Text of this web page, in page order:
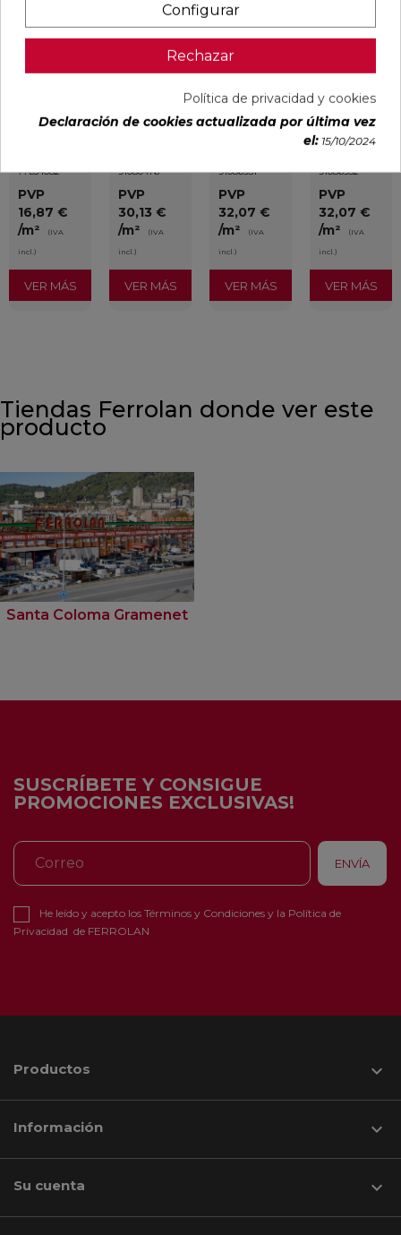
MATE
33,3X33,3
77654082
PVP
16,87 €
/m²
(IVA
incl.)
VER MÁS
UNIQ MOON
29,5X59,5
RECTIFICADO
91080476
PVP
30,13 €
/m²
(IVA
incl.)
favorite
VER MÁS
CONCEPT
MOON MATE
29,5X59,5
RECTIFICADO
91086931
PVP
32,07 €
/m²
(IVA
incl.)
VER MÁS
CONCEPT
GREY MATE
29,5X59,5
RECTIFICADO
91086932
PVP
32,07 €
/m²
(IVA
incl.)
VER MÁS
Tiendas Ferrolan donde ver este
producto
Santa Coloma Gramenet
SUSCRÍBETE Y CONSIGUE
PROMOCIONES EXCLUSIVAS!
He leído y acepto los Términos y Condiciones y la Política de
Privacidad de FERROLAN
Productos 
Información 
Su cuenta 
Configurar
Rechazar
Política de privacidad y cookies
Declaración de cookies actualizada por última vez
el: 15/10/2024